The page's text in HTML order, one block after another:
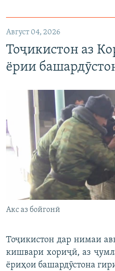
Август 04, 2026
Тоҷикистон аз
ёрии
Акс аз бойгонӣ
Тоҷикистон дар нимаи
кишвари хориҷӣ, аз
ёриҳои башардӯстона